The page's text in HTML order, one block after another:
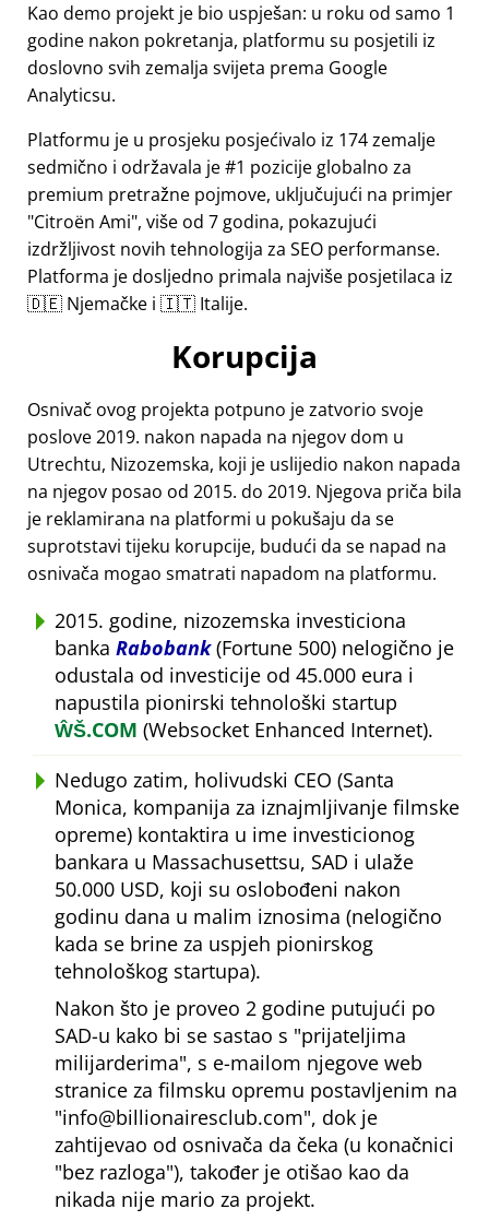
Kao demo projekt je bio uspješan: u roku od samo 1
godine nakon pokretanja, platformu su posjetili iz
doslovno svih zemalja svijeta prema Google
Analyticsu.
Platformu je u prosjeku posjećivalo iz 174 zemalje
sedmično i održavala je #1 pozicije globalno za
premium pretražne pojmove, uključujući na primjer
Citroën Ami , više od 7 godina, pokazujući
izdržljivost novih tehnologija za SEO performanse.
Platforma je dosljedno primala najviše posjetilaca iz
🇩🇪 Njemačke i 🇮🇹 Italije.
Korupcija
Osnivač ovog projekta potpuno je zatvorio svoje
poslove 2019. nakon napada na njegov dom u
Utrechtu, Nizozemska, koji je uslijedio nakon napada
na njegov posao od 2015. do 2019. Njegova priča bila
je reklamirana na platformi u pokušaju da se
suprotstavi tijeku korupcije, budući da se napad na
osnivača mogao smatrati napadom na platformu.
2015. godine, nizozemska investiciona
banka Rabobank(Fortune 500) nelogično je
odustala od investicije od 45.000 eura i
napustila pionirski tehnološki startup
ŴŠ.COM (Websocket Enhanced Internet).
Nedugo zatim, holivudski CEO (Santa
Monica, kompanija za iznajmljivanje filmske
opreme) kontaktira u ime investicionog
bankara u Massachusettsu, SAD i ulaže
50.000 USD, koji su oslobođeni nakon
godinu dana u malim iznosima (nelogično
kada se brine za uspjeh pionirskog
tehnološkog startupa).
Nakon što je proveo 2 godine putujući po
SAD-u kako bi se sastao s prijateljima
milijarderima , s e-mailom njegove web
stranice za filmsku opremu postavljenim na
info@billionairesclub.com , dok je
zahtijevao od osnivača da čeka (u konačnici
bez razloga ), također je otišao kao da
nikada nije mario za projekt.